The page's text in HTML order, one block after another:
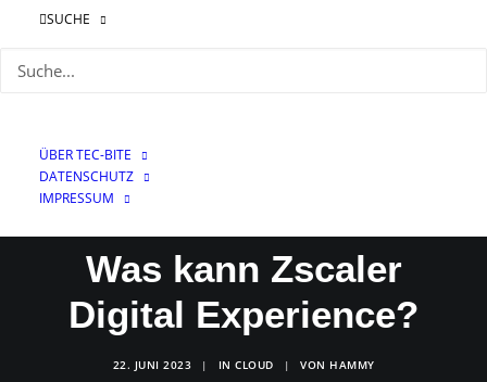
SUCHE
ÜBER TEC-BITE
DATENSCHUTZ
IMPRESSUM
Was kann Zscaler
Digital Experience?
22. JUNI 2023 | IN CLOUD | VON HAMMY